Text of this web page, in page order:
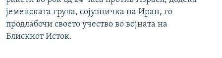
јеменската група, сојузничка на Иран, го
продлабочи своето учество во војната на
Блискиот Исток.